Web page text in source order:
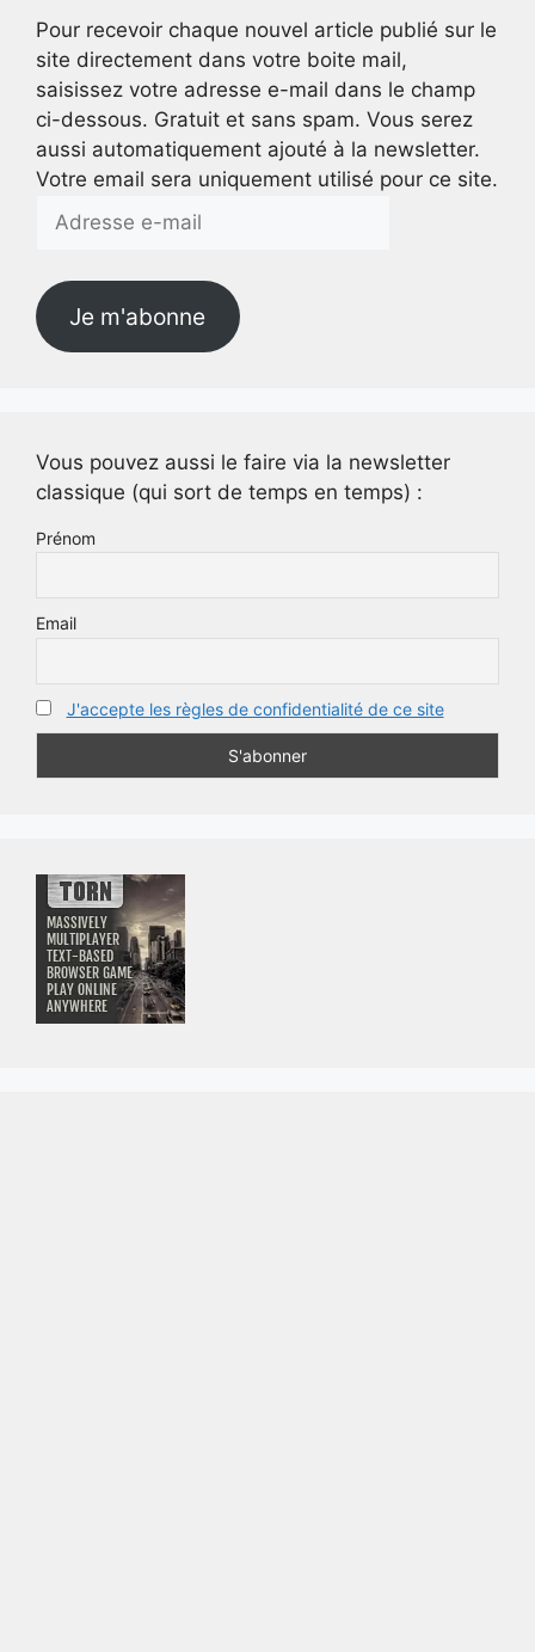
Pour recevoir chaque nouvel article publié sur le
site directement dans votre boite mail,
saisissez votre adresse e-mail dans le champ
ci-dessous. Gratuit et sans spam. Vous serez
aussi automatiquement ajouté à la newsletter.
Votre email sera uniquement utilisé pour ce site.
e-
Je m'abonne
Vous pouvez aussi le faire via la newsletter
classique (qui sort de temps en temps) :
Prénom
Email
J'accepte les règles de confidentialité de ce site